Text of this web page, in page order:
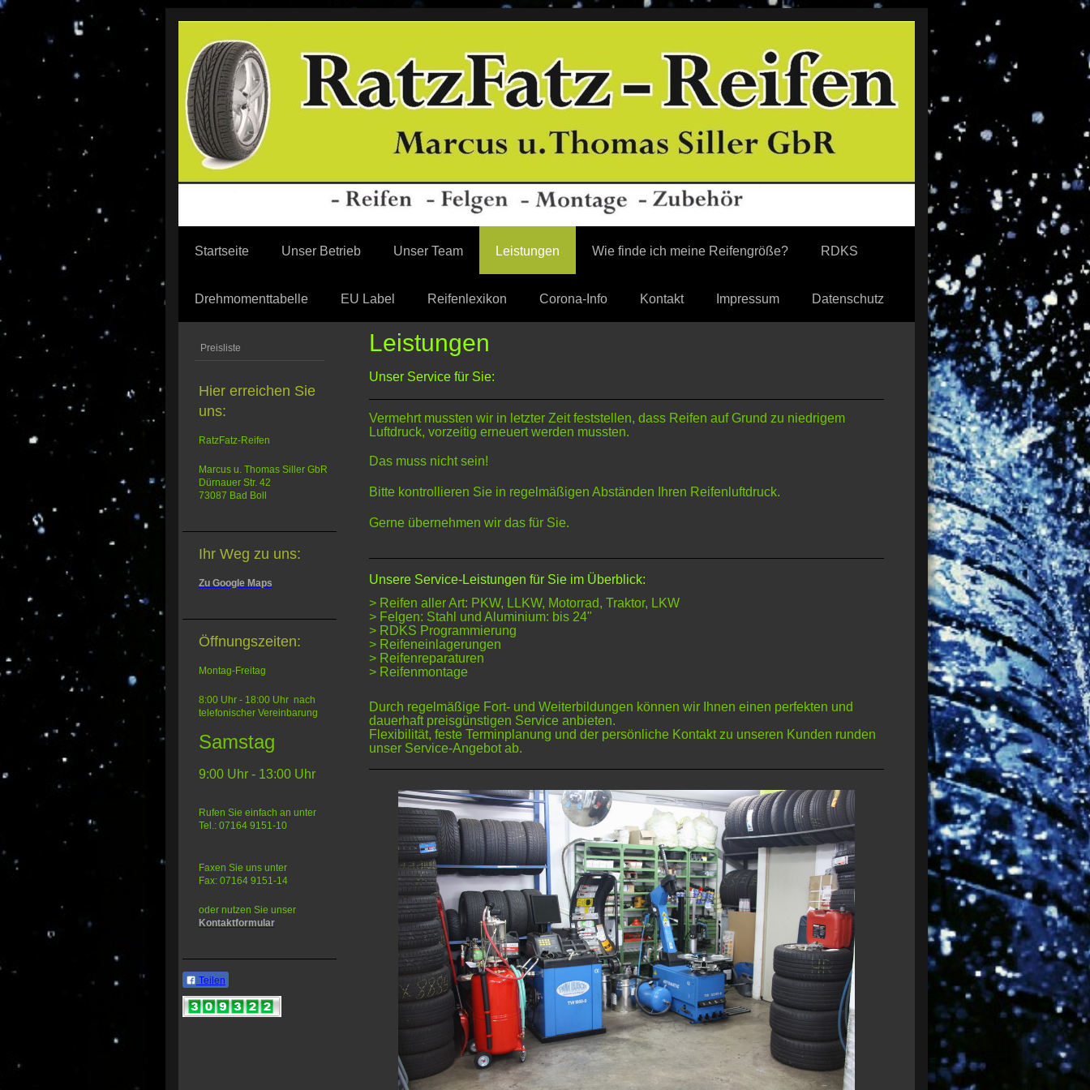
Startseite Unser Betrieb Unser Team Leistungen Wie finde ich meine Reifengröße? RDKS
Drehmomenttabelle EU Label Reifenlexikon Corona-Info Kontakt Impressum Datenschutz
Preisliste
Hier erreichen Sie
uns:
RatzFatz-Reifen
Marcus u. Thomas Siller GbR
Dürnauer Str. 42
73087 Bad Boll
Ihr Weg zu uns:
Zu Google Maps
Öffnungszeiten:
Montag-Freitag
8:00 Uhr - 18:00 Uhr nach
telefonischer Vereinbarung
Samstag
9:00 Uhr - 13:00 Uhr
Rufen Sie einfach an unter
Tel.: 07164 9151-10
Faxen Sie uns unter
Fax: 07164 9151-14
oder nutzen Sie unser
Kontaktformular
Teilen
Leistungen
Unser Service für Sie:
Vermehrt mussten wir in letzter Zeit feststellen, dass Reifen auf Grund zu niedrigem
Luftdruck, vorzeitig erneuert werden mussten.
Das muss nicht sein!
Bitte kontrollieren Sie in regelmäßigen Abständen Ihren Reifenluftdruck.
Gerne übernehmen wir das für Sie.
Unsere Service-Leistungen für Sie im Überblick:
> Reifen aller Art: PKW, LLKW, Motorrad, Traktor, LKW
> Felgen: Stahl und Aluminium: bis 24"
> RDKS Programmierung
> Reifeneinlagerungen
> Reifenreparaturen
> Reifenmontage
Durch regelmäßige Fort- und Weiterbildungen können wir Ihnen einen perfekten und
dauerhaft preisgünstigen Service anbieten.
Flexibilität, feste Terminplanung und der persönliche Kontakt zu unseren Kunden runden
unser Service-Angebot ab.